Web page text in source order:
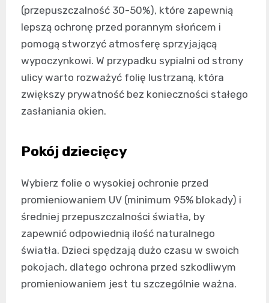
(przepuszczalność 30-50%), które zapewnią
lepszą ochronę przed porannym słońcem i
pomogą stworzyć atmosferę sprzyjającą
wypoczynkowi. W przypadku sypialni od strony
ulicy warto rozważyć folię lustrzaną, która
zwiększy prywatność bez konieczności stałego
zasłaniania okien.
Pokój dziecięcy
Wybierz folie o wysokiej ochronie przed
promieniowaniem UV (minimum 95% blokady) i
średniej przepuszczalności światła, by
zapewnić odpowiednią ilość naturalnego
światła. Dzieci spędzają dużo czasu w swoich
pokojach, dlatego ochrona przed szkodliwym
promieniowaniem jest tu szczególnie ważna.